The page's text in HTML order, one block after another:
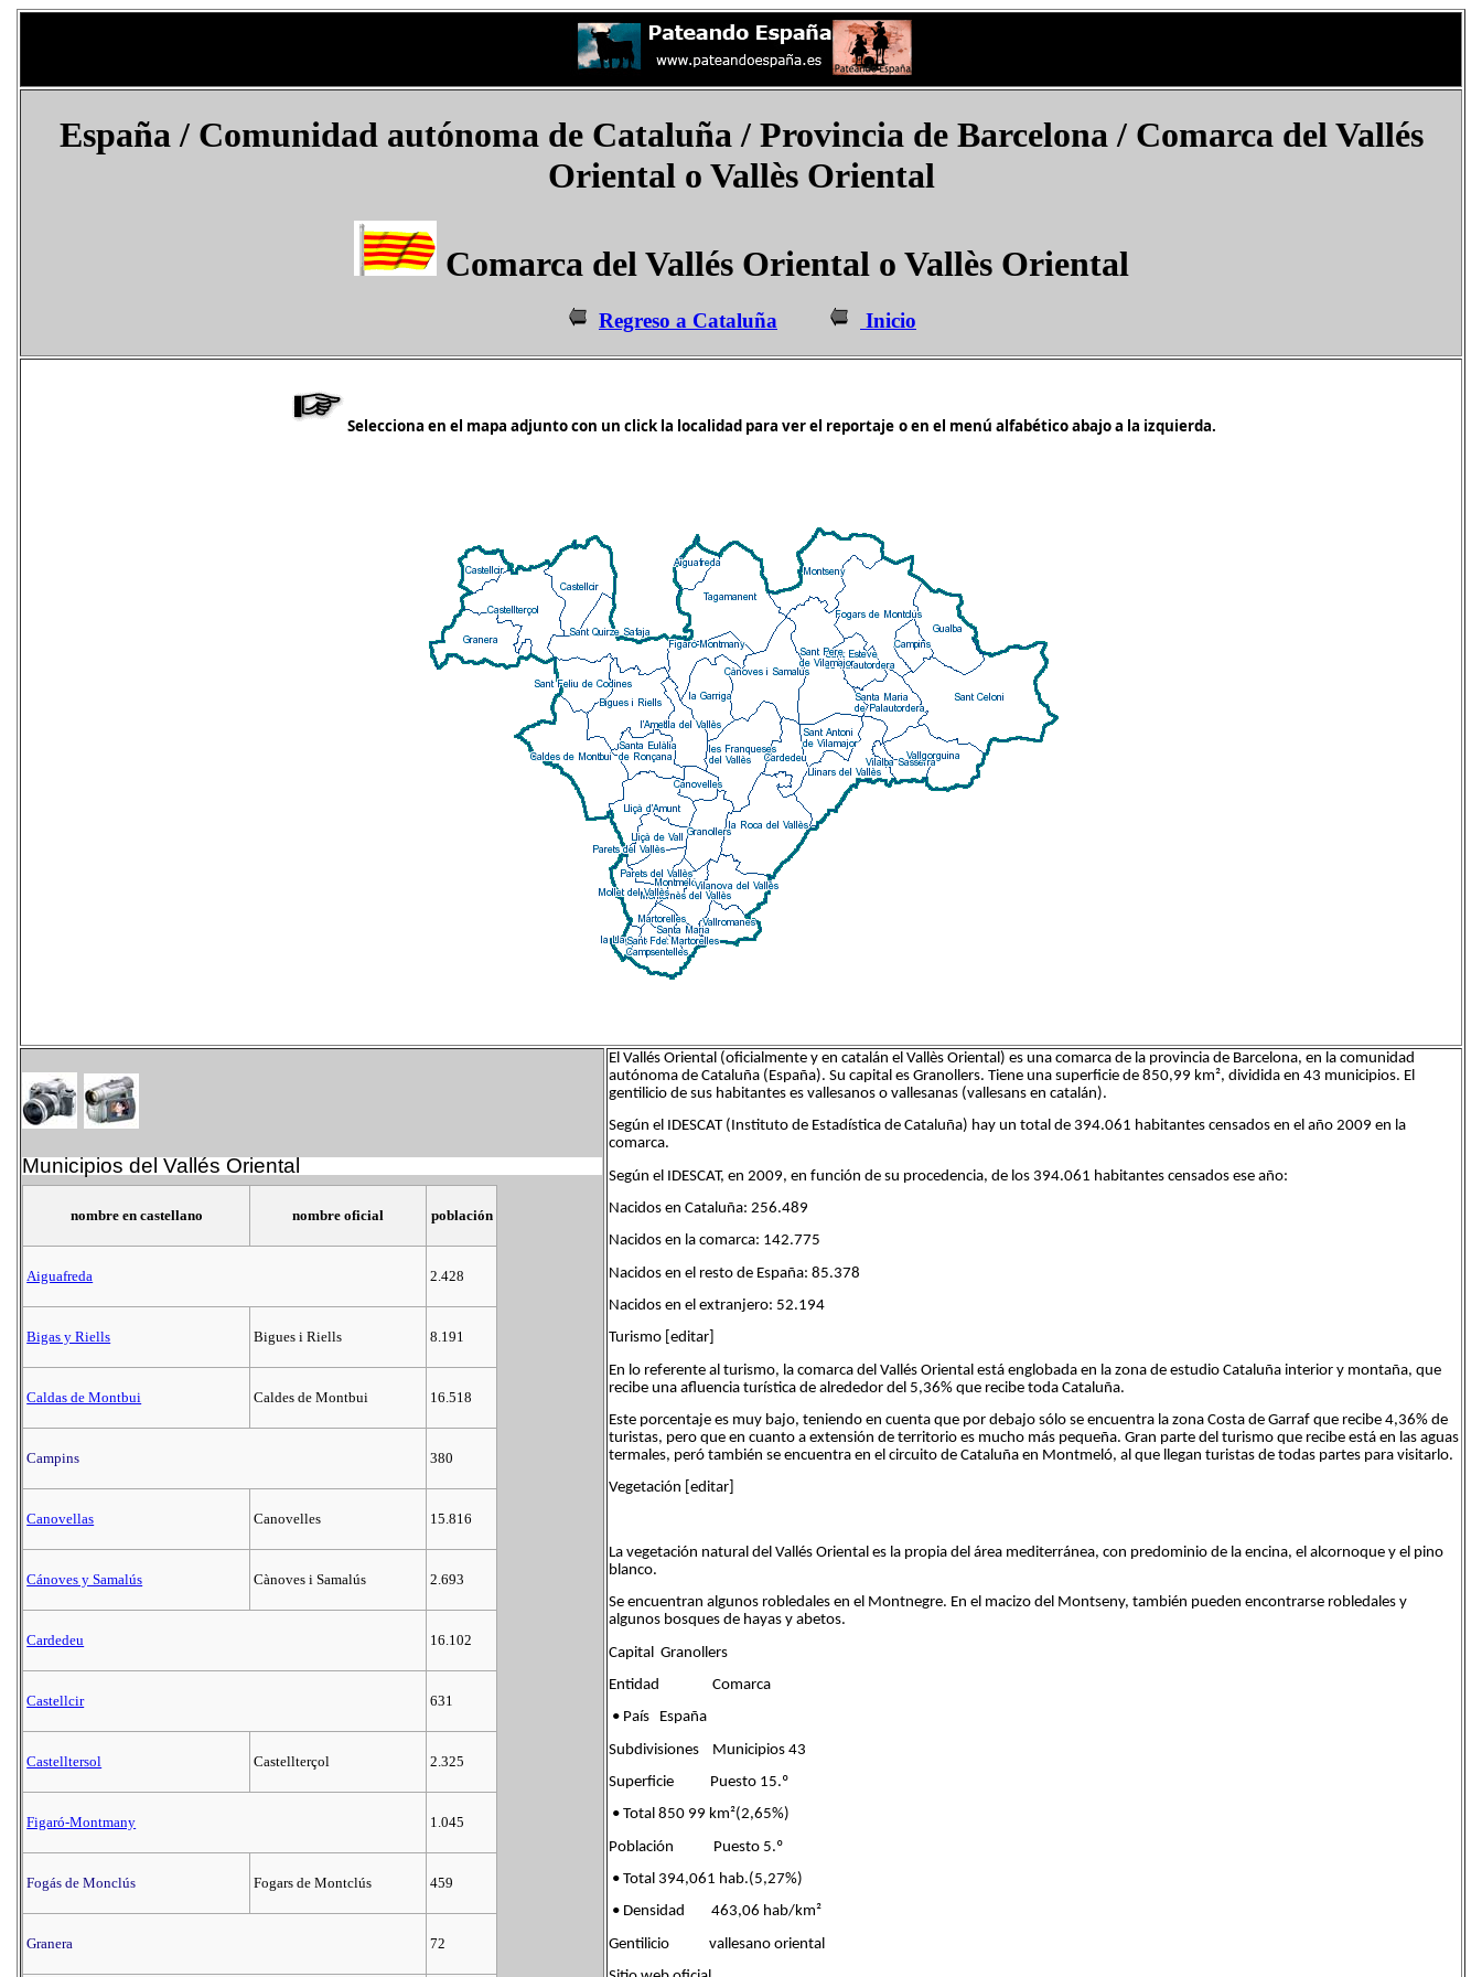
España/ Comunidad autónoma de Cataluña / Provincia de Barcelona / Comarca del Vallés
Oriental o Vallès Oriental
Comarca del Vallés Oriental o Vallès Oriental
Regreso a Cataluña Inicio
Selecciona en el mapa adjunto con un click la localidad para ver el reportaje o en el menú alfabético abajo a la izquierda.
Municipios del Vallés Oriental
nombre en castellano nombre oficial población
Aiguafreda 2.428
Bigas y Riells Bigues i Riells 8.191
Caldas de Montbui Caldes de Montbui 16.518
Campins 380
Canovellas Canovelles 15.816
Cánoves y Samalús Cànoves i Samalús 2.693
Cardedeu 16.102
Castellcir 631
Castelltersol Castellterçol 2.325
Figaró-Montmany 1.045
Fogás de Monclús Fogars de Montclús 459
Granera 72
El Vallés Oriental (oficialmente y en catalán el Vallès Oriental) es una comarca de la provincia de Barcelona, en la comunidad
autónoma de Cataluña (España). Su capital es Granollers. Tiene una superficie de 850,99 km², dividida en 43 municipios. El
gentilicio de sus habitantes es vallesanos o vallesanas (vallesans en catalán).
Según el IDESCAT (Instituto de Estadística de Cataluña) hay un total de 394.061 habitantes censados en el año 2009 en la
comarca.
Según el IDESCAT, en 2009, en función de su procedencia, de los 394.061 habitantes censados ese año:
Nacidos en Cataluña: 256.489
Nacidos en la comarca: 142.775
Nacidos en el resto de España: 85.378
Nacidos en el extranjero: 52.194
Turismo [editar]
En lo referente al turismo, la comarca del Vallés Oriental está englobada en la zona de estudio Cataluña interior y montaña, que
recibe una afluencia turística de alrededor del 5,36% que recibe toda Cataluña.
Este porcentaje es muy bajo, teniendo en cuenta que por debajo sólo se encuentra la zona Costa de Garraf que recibe 4,36% de
turistas, pero que en cuanto a extensión de territorio es mucho más pequeña. Gran parte del turismo que recibe está en las aguas
termales, peró también se encuentra en el circuito de Cataluña en Montmeló, al que llegan turistas de todas partes para visitarlo.
Vegetación [editar]
La vegetación natural del Vallés Oriental es la propia del área mediterránea, con predominio de la encina, el alcornoque y el pino
blanco.
Se encuentran algunos robledales en el Montnegre. En el macizo del Montseny, también pueden encontrarse robledales y
algunos bosques de hayas y abetos.
Capital Granollers
Entidad Comarca
• País España
Subdivisiones Municipios 43
Superficie Puesto 15.º
• Total 850 99 km²(2,65%)
Población Puesto 5.º
• Total 394,061 hab.(5,27%)
• Densidad 463,06 hab/km²
Gentilicio vallesano oriental